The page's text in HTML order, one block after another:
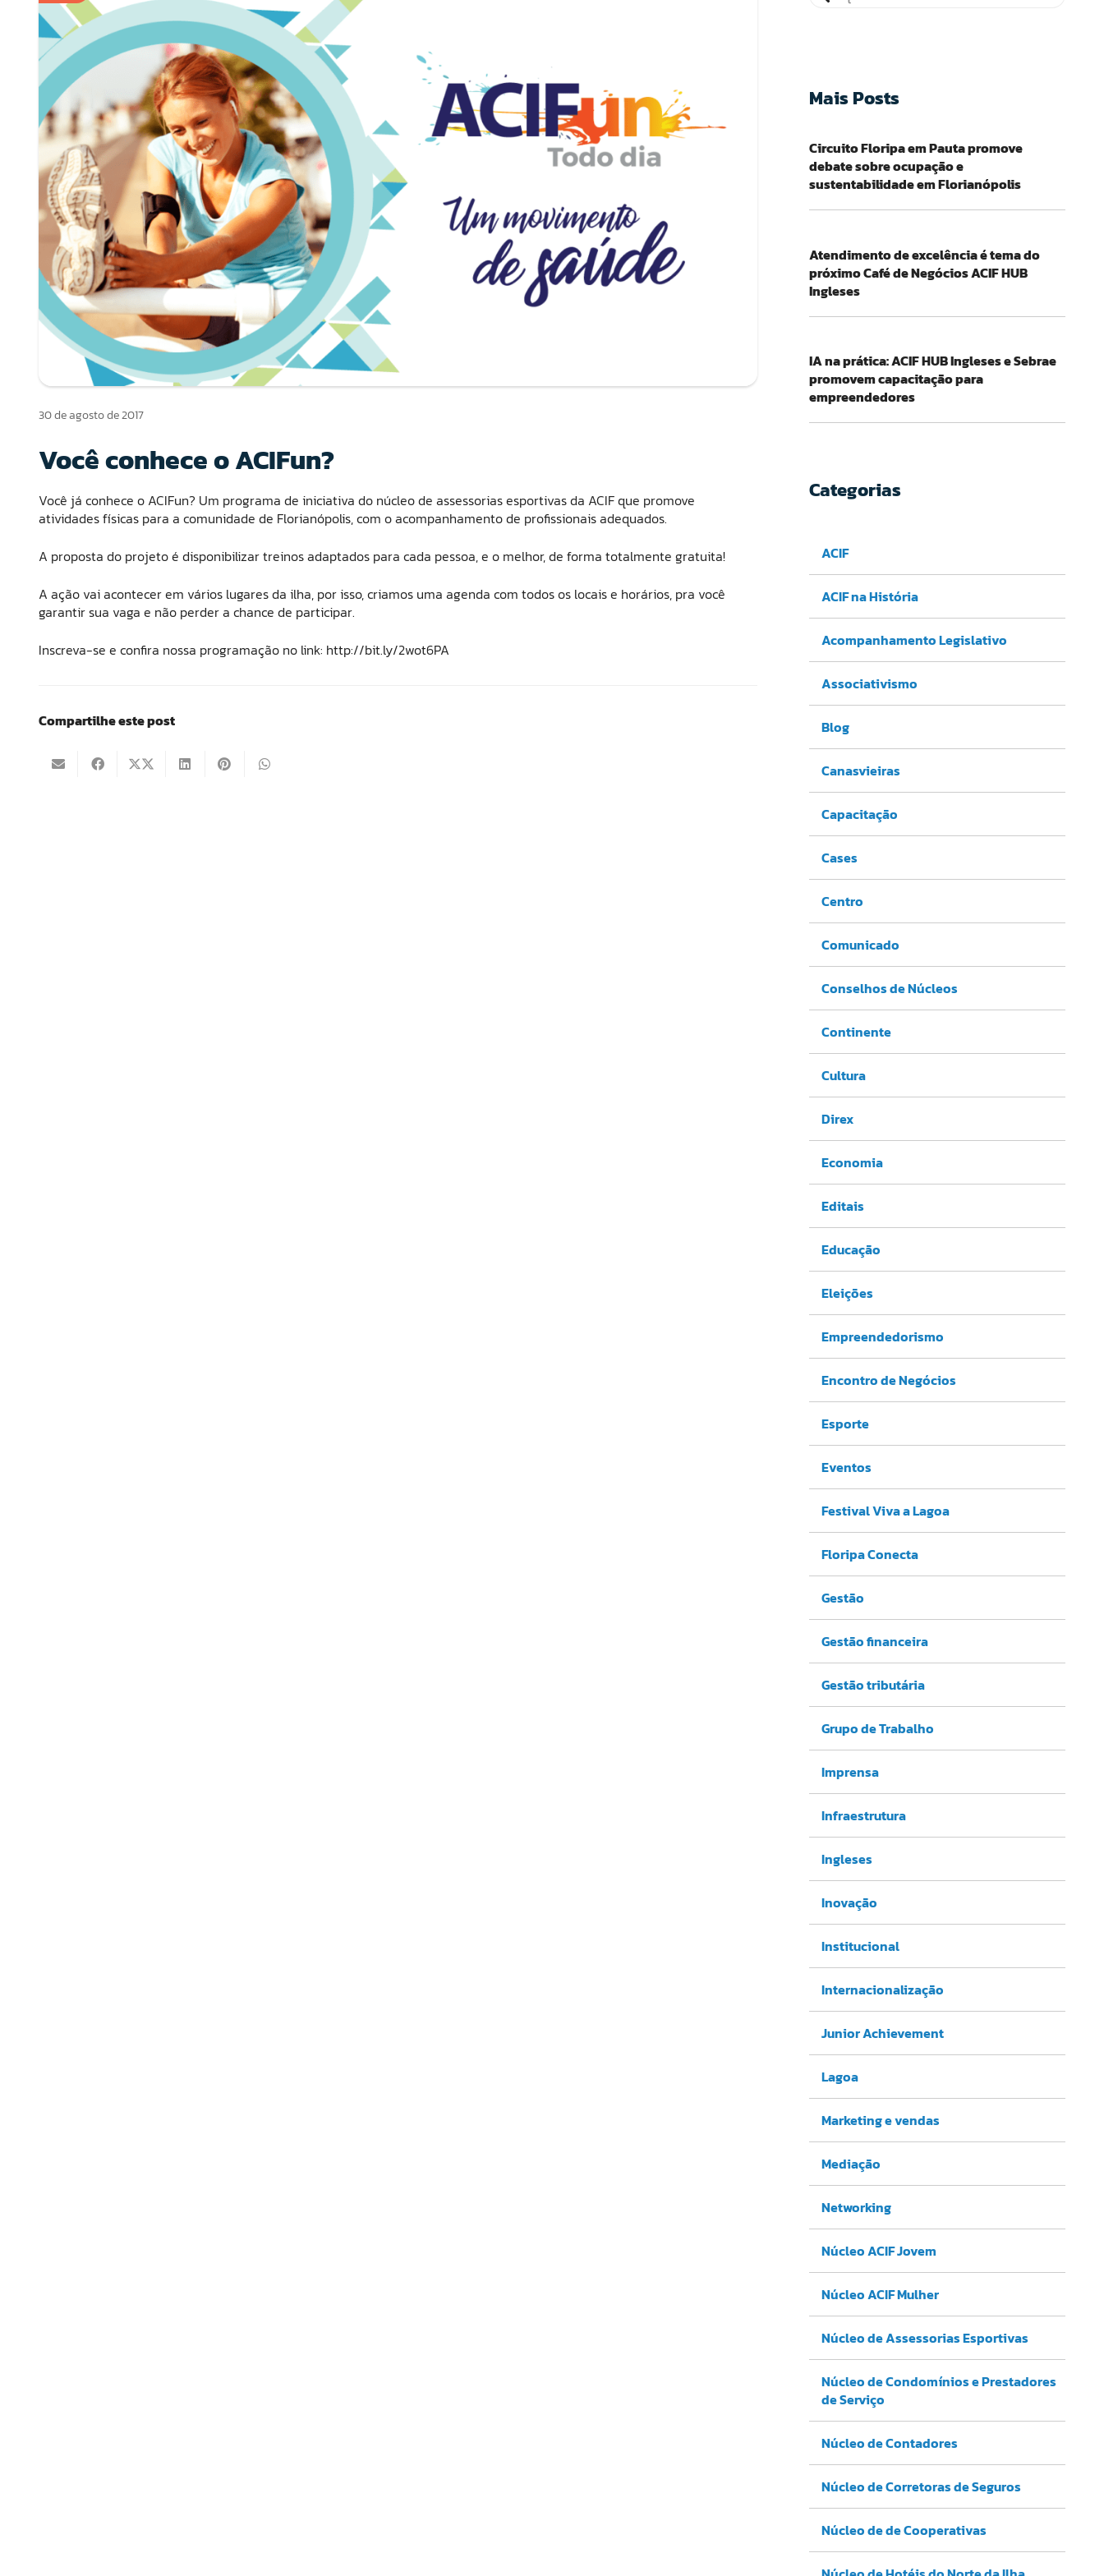
30 de agosto de 2017
Você conhece o ACIFun?
Você já conhece o ACIFun? Um programa de iniciativa do núcleo de assessorias esportivas da ACIF que promove
atividades físicas para a comunidade de Florianópolis, com o acompanhamento de profissionais adequados.
A proposta do projeto é disponibilizar treinos adaptados para cada pessoa, e o melhor, de forma totalmente gratuita!
A ação vai acontecer em vários lugares da ilha, por isso, criamos uma agenda com todos os locais e horários, pra você
garantir sua vaga e não perder a chance de participar.
Inscreva-se e confira nossa programação no link: http://bit.ly/2wot6PA
Compartilhe este post
Mais Posts
Circuito Floripa em Pauta promove
debate sobre ocupação e
sustentabilidade em Florianópolis
Atendimento de excelência é tema do
próximo Café de Negócios ACIF HUB
Ingleses
IA na prática: ACIF HUB Ingleses e Sebrae
promovem capacitação para
empreendedores
Categorias
ACIF
ACIF na História
Acompanhamento Legislativo
Associativismo
Blog
Canasvieiras
Capacitação
Cases
Centro
Comunicado
Conselhos de Núcleos
Continente
Cultura
Direx
Economia
Editais
Educação
Eleições
Empreendedorismo
Encontro de Negócios
Esporte
Eventos
Festival Viva a Lagoa
Floripa Conecta
Gestão
Gestão financeira
Gestão tributária
Grupo de Trabalho
Imprensa
Infraestrutura
Ingleses
Inovação
Institucional
Internacionalização
Junior Achievement
Lagoa
Marketing e vendas
Mediação
Networking
Núcleo ACIF Jovem
Núcleo ACIF Mulher
Núcleo de Assessorias Esportivas
Núcleo de Condomínios e Prestadores
de Serviço
Núcleo de Contadores
Núcleo de Corretoras de Seguros
Núcleo de de Cooperativas